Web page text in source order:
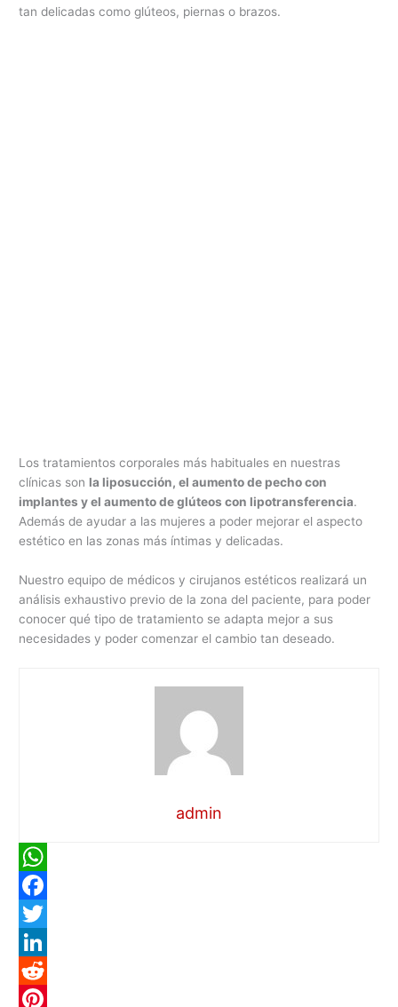
tan delicadas como glúteos, piernas o brazos.
Los tratamientos corporales más habituales en nuestras
clínicas son la liposucción, el aumento de pecho con
implantes y el aumento de glúteos con lipotransferencia.
Además de ayudar a las mujeres a poder mejorar el aspecto
estético en las zonas más íntimas y delicadas.
Nuestro equipo de médicos y cirujanos estéticos realizará un
análisis exhaustivo previo de la zona del paciente, para poder
conocer qué tipo de tratamiento se adapta mejor a sus
necesidades y poder comenzar el cambio tan deseado.
admin
W
h
a
t
s
F
a
c
e
T
w
L
R